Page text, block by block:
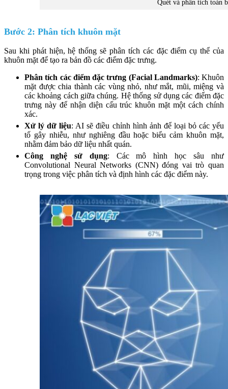
Quét và phân tích toàn
Bước 2: Phân tích khuôn mặt
Sau khi phát hiện, hệ thống sẽ phân tích các đặc điểm cụ thể của
khuôn mặt để tạo ra bản đồ các điểm đặc trưng.
Phân tích các điểm đặc trưng (Facial Landmarks): Khuôn
mặt được chia thành các vùng nhỏ, như mắt, mũi, miệng và
các khoảng cách giữa chúng. Hệ thống sử dụng các điểm đặc
trưng này để nhận diện cấu trúc khuôn mặt một cách chính
xác.
Xử lý dữ liệu: AI sẽ điều chỉnh hình ảnh để loại bỏ các yếu
tố gây nhiễu, như nghiêng đầu hoặc biểu cảm khuôn mặt,
nhằm đảm bảo dữ liệu nhất quán.
Công nghệ sử dụng: Các mô hình học sâu như
Convolutional Neural Networks (CNN) đóng vai trò quan
trọng trong việc phân tích và định hình các đặc điểm này.